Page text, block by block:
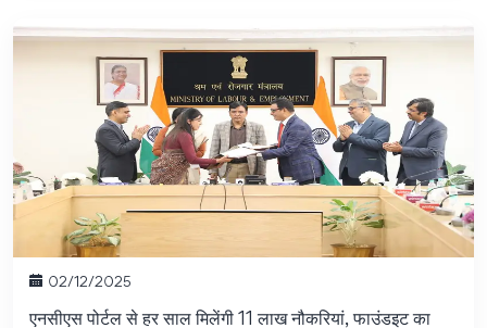
02/12/2025
एनसीएस पोर्टल से हर साल मिलेंगी 11 लाख नौकरियां, फाउंडइट का